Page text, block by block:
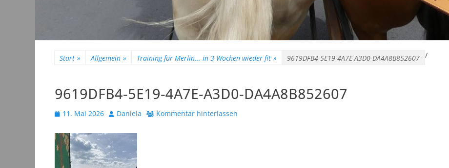
Start » Allgemein » /
Training für Merlin... in 3 Wochen wieder fit » 9619DFB4-5E19-4A7E-A3D0-DA4A8B852607
9619DFB4-5E19-4A7E-A3D0-DA4A8B852607
Veröffentlicht
11. Mai 2026 AutorDaniela Kommentar hinterlassen